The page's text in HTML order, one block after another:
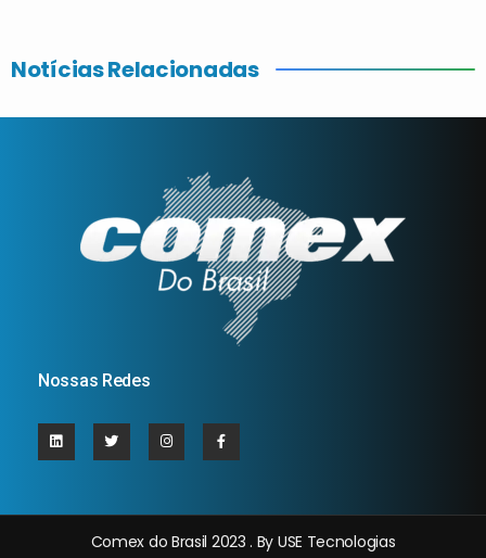
Notícias Relacionadas
Nossas Redes
Comex do Brasil 2023 . By USE Tecnologias